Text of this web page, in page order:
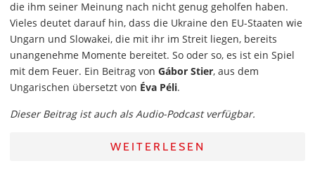
die ihm seiner Meinung nach nicht genug geholfen haben.
Vieles deutet darauf hin, dass die Ukraine den EU-Staaten wie
Ungarn und Slowakei, die mit ihr im Streit liegen, bereits
unangenehme Momente bereitet. So oder so, es ist ein Spiel
mit dem Feuer. Ein Beitrag von Gábor Stier, aus dem
Ungarischen übersetzt von Éva Péli.
Dieser Beitrag ist auch als Audio-Podcast verfügbar.
WEITERLESEN